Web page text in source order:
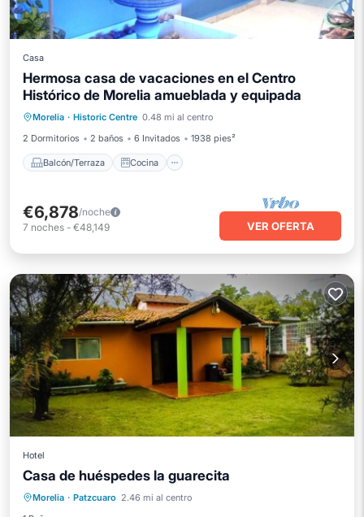
Casa
Hermosa casa de vacaciones en el Centro
Histórico de Morelia amueblada y equipada
Morelia · Historic Centre 0.48 mi al centro
2 Dormitorios
2 baños 6 Invitados 1938 pies²
Balcón/Terraza Cocina
Balcón/Terraza Cocina
Internet
Lavandería
€6,878/noche
7 noches - €48,149 VER OFERTA
Hotel
Casa de huéspedes la guarecita
Morelia · Patzcuaro 2.46 mi al centro
Aparcamiento
Internet
Se admiten mascotas